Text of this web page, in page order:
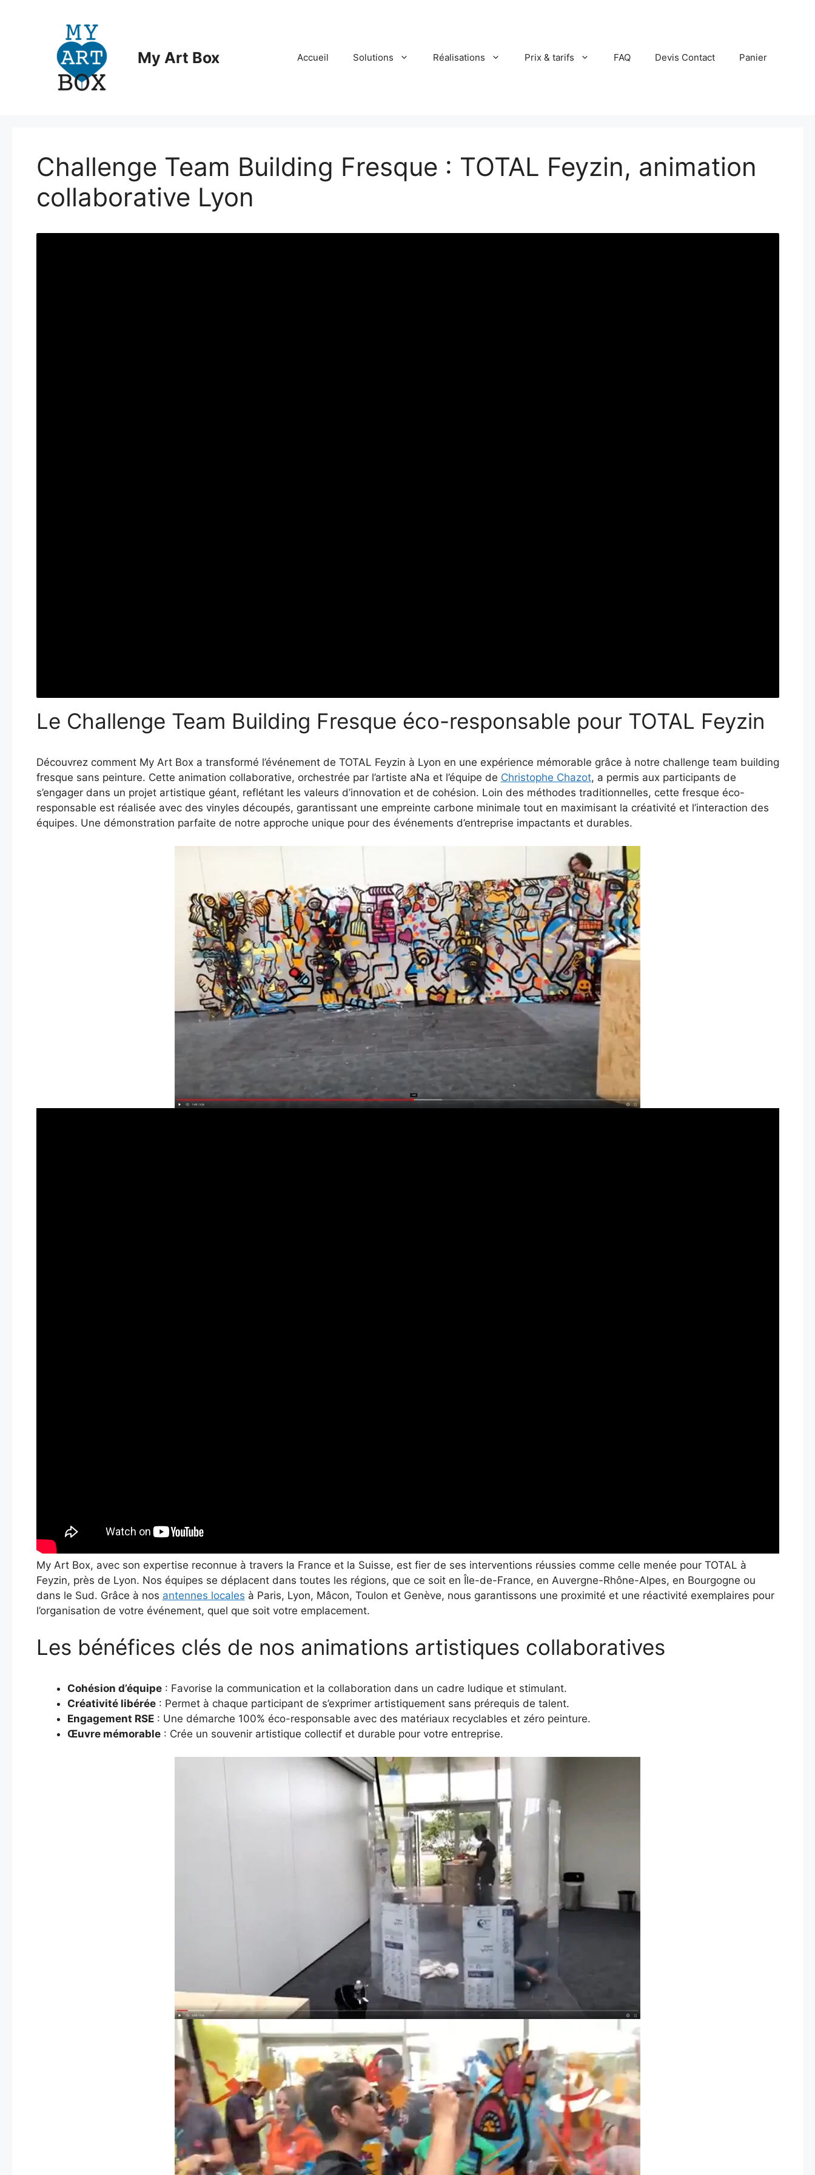
My Art Box Accueil Solutions Réalisations Prix & tarifs FAQ Devis Contact Panier
Challenge Team Building Fresque : TOTAL Feyzin, animation
collaborative Lyon
Le Challenge Team Building Fresque éco-responsable pour TOTAL Feyzin
Découvrez comment My Art Box a transformé l’événement de TOTAL Feyzin à Lyon en une expérience mémorable grâce à notre challenge team building
fresque sans peinture. Cette animation collaborative, orchestrée par l’artiste aNa et l’équipe de Christophe Chazot, a permis aux participants de
s’engager dans un projet artistique géant, reflétant les valeurs d’innovation et de cohésion. Loin des méthodes traditionnelles, cette fresque éco-
responsable est réalisée avec des vinyles découpés, garantissant une empreinte carbone minimale tout en maximisant la créativité et l’interaction des
équipes. Une démonstration parfaite de notre approche unique pour des événements d’entreprise impactants et durables.
My Art Box, avec son expertise reconnue à travers la France et la Suisse, est fier de ses interventions réussies comme celle menée pour TOTAL à
Feyzin, près de Lyon. Nos équipes se déplacent dans toutes les régions, que ce soit en Île-de-France, en Auvergne-Rhône-Alpes, en Bourgogne ou
dans le Sud. Grâce à nos antennes locales à Paris, Lyon, Mâcon, Toulon et Genève, nous garantissons une proximité et une réactivité exemplaires pour
l’organisation de votre événement, quel que soit votre emplacement.
Les bénéfices clés de nos animations artistiques collaboratives
Cohésion d’équipe: Favorise la communication et la collaboration dans un cadre ludique et stimulant.
Créativité libérée: Permet à chaque participant de s’exprimer artistiquement sans prérequis de talent.
Engagement RSE: Une démarche 100% éco-responsable avec des matériaux recyclables et zéro peinture.
Œuvre mémorable: Crée un souvenir artistique collectif et durable pour votre entreprise.